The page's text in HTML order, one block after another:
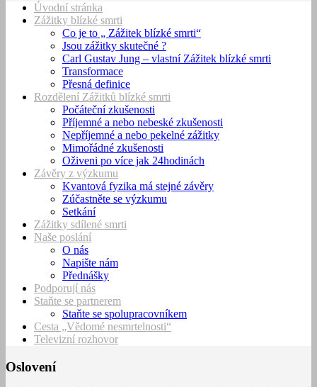
Úvodní stránka
Zážitky blízké smrti
Co je to „ Zážitek blízké smrti“
Jsou zážitky skutečné ?
Carl Gustav Jung – vlastní Zážitek blízké smrti
Transformace
Přesná definice
Rozdělení Zážitků blízké smrti
Počáteční zkušenosti
Příjemné a nebo nebeské zkušenosti
Nepříjemné a nebo pekelné zážitky
Mimořádné zkušenosti
Oživeni po více jak 24hodinách
Závěry z výzkumu
Kvantová fyzika má stejné závěry
Zúčastněte se výzkumu
Setkání
Zážitky sdílené smrti
Naše poslání
O nás
Napište nám
Přednášky
Podporují nás
Staňte se partnerem
Staňte se spolupracovníkem
Cesta „Vědomé nesmrtelnosti“
Televizní rozhovor
Oslovení